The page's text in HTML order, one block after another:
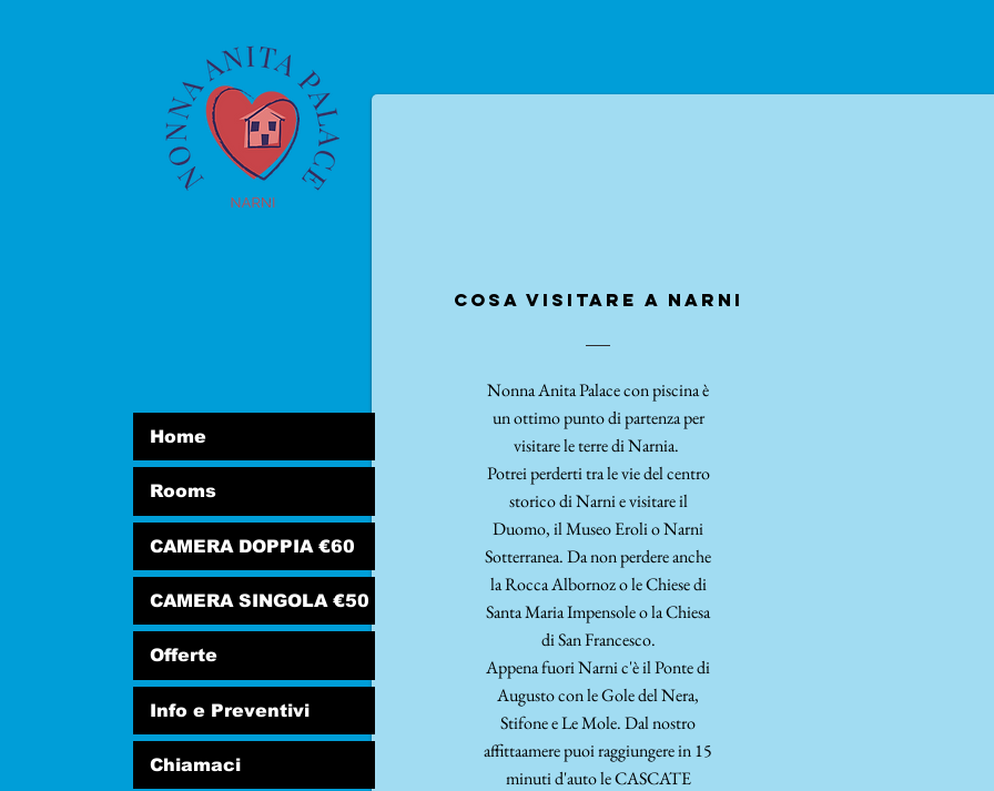
Sconto del 10% rispetto a Booking! Prenota
cosa visitare a narni
Nonna Anita Palace con piscina è
un ottimo punto di partenza per
visitare le terre di Narnia.
Potrei perderti tra le vie del centro
storico di Narni e visitare il
Duomo, il Museo Eroli o Narni
Sotterranea. Da non perdere anche
la Rocca Albornoz o le Chiese di
Santa Maria Impensole o la Chiesa
di San Francesco.
Appena fuori Narni c'è il Ponte di
Augusto con le Gole del Nera,
Stifone e Le Mole. Dal nostro
affittaamere puoi raggiungere in 15
minuti d'auto le CASCATE
Home
Rooms
CAMERA DOPPIA €60
CAMERA SINGOLA €50
Offerte
Info e Preventivi
Chiamaci